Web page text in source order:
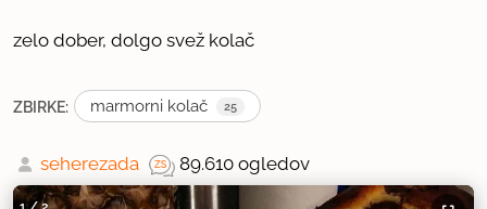
zelo dober, dolgo svež kolač
ZBIRKE: marmorni kolač 25
seherezada 89.610 ogledov